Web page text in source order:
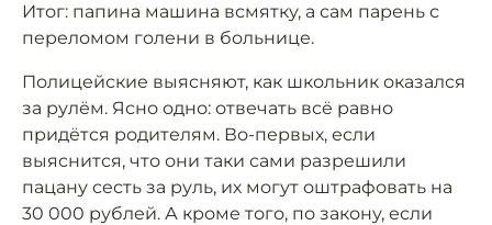
Итог: папина машина всмятку, а сам парень с
переломом голени в больнице.
Полицейские выясняют, как школьник оказался
за рулём. Ясно одно: отвечать всё равно
придётся родителям. Во-первых, если
выяснится, что они таки сами разрешили
пацану сесть за руль, их могут оштрафовать на
30 000 рублей. А кроме того, по закону, если